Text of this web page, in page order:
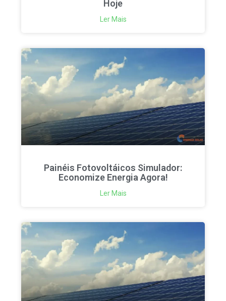
Hoje
Ler Mais
Painéis Fotovoltáicos Simulador:
Economize Energia Agora!
Ler Mais